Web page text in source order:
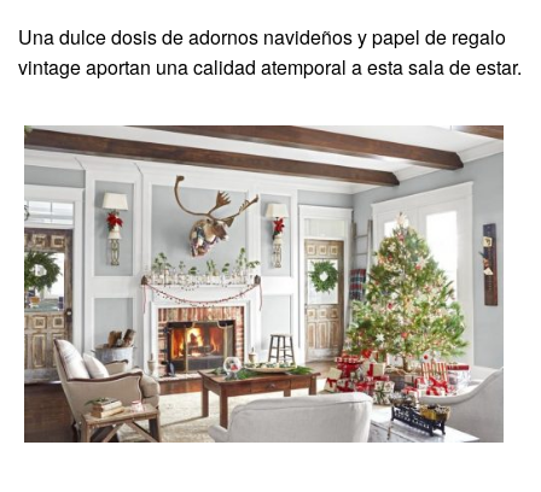
Una dulce dosis de adornos navideños y papel de regalo
vintage aportan una calidad atemporal a esta sala de estar.